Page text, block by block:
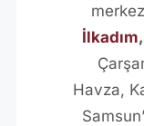
İlkadım,
Havza,